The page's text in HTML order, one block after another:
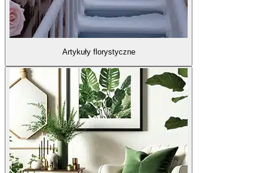
Artykuły florystyczne